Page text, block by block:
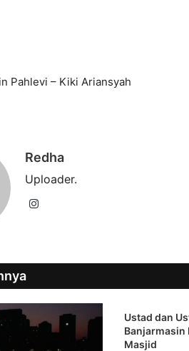
Pahlevi – Kiki Ariansyah
Redha
Uploader.
Instagram
Ustad dan
Banjarmasin
Masjid